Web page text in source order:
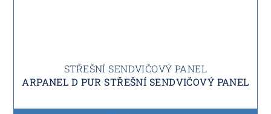
STŘEŠNÍ SENDVIČOVÝ PANEL
ARPANEL D PUR STŘEŠNÍ SENDVIČOVÝ PANEL